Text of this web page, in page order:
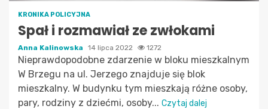
KRONIKA POLICYJNA
Spał i rozmawiał ze zwłokami
Anna Kalinowska 14 lipca 2022 1272
Nieprawdopodobne zdarzenie w bloku mieszkalnym
W Brzegu na ul. Jerzego znajduje się blok
mieszkalny. W budynku tym mieszkają różne osoby,
pary, rodziny z dziećmi, osoby... Czytaj dalej